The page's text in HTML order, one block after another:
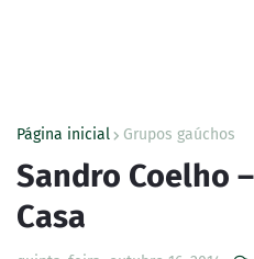
Página inicial Grupos gaúchos
Sandro Coelho
Casa